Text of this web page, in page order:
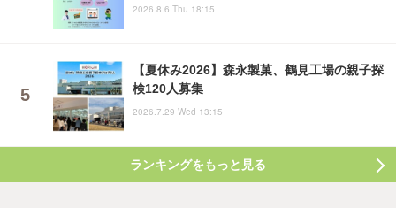
2026.8.6 Thu 18:15
【夏休み2026】森永製菓、鶴見工場の親子探
検120人募集
2026.7.29 Wed 13:15
ランキングをもっと見る